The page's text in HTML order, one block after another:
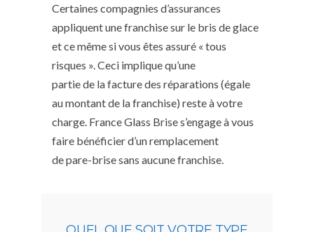
Certaines compagnies d’assurances
appliquent une franchise sur le bris de glace
et ce même si vous êtes assuré « tous
risques ». Ceci implique qu’une
partie de la facture des réparations (égale
au montant de la franchise) reste à votre
charge. France Glass Brise s’engage à vous
faire bénéficier d’un remplacement
de pare-brise sans aucune franchise.